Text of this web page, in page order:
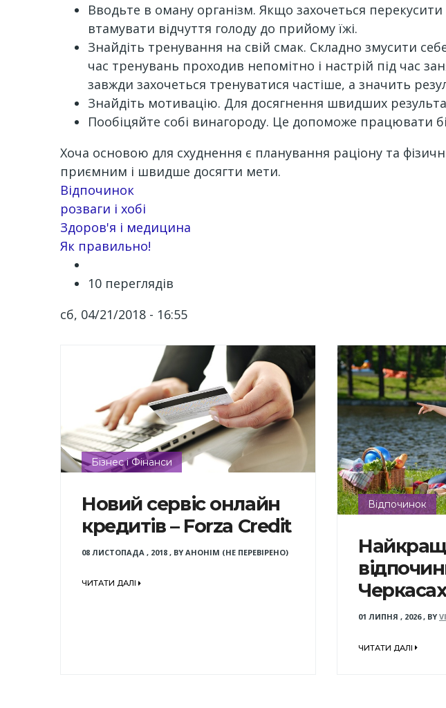
Вводьте в оману організм. Якщо захочеться
втамувати відчуття голоду до прийому їжі.
Знайдіть тренування на свій смак. Складно змусити
час тренувань проходив непомітно і настрій під час
завжди захочеться тренуватися частіше, а значить
Знайдіть мотивацію. Для досягнення швидших
Пообіцяйте собі винагороду. Це допоможе працювати
Хоча основою для схуднення є планування раціону та
приємним і швидше досягти мети.
Channel
Відпочинок
розваги і хобі
Здоров'я і медицина
Як правильно!
10 переглядів
сб, 04/21/2018 - 16:55
Бізнес і Фінанси
Новий сервіс онлайн
кредитів – Forza Credit
08 ЛИСТОПАДА , 2018 , BY АНОНІМ (НЕ ПЕРЕВІРЕНО)
ЧИТАТИ ДАЛІ
Відпочинок
01 ЛИПНЯ , 2026, BY
ЧИТАТИ ДАЛІ